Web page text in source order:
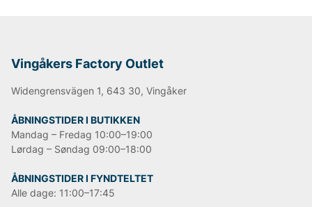
mærketøjet, når du har vejen forbi. God fornøjelse
AB
Vingåkers Factory Outlet
Widengrensvägen 1, 643 30, Vingåker
ÅBNINGSTIDER I BUTIKKEN
Mandag – Fredag 10:00–19:00
Lørdag – Søndag 09:00–18:00
ÅBNINGSTIDER I FYNDTELTET
Alle dage: 11:00–17:45